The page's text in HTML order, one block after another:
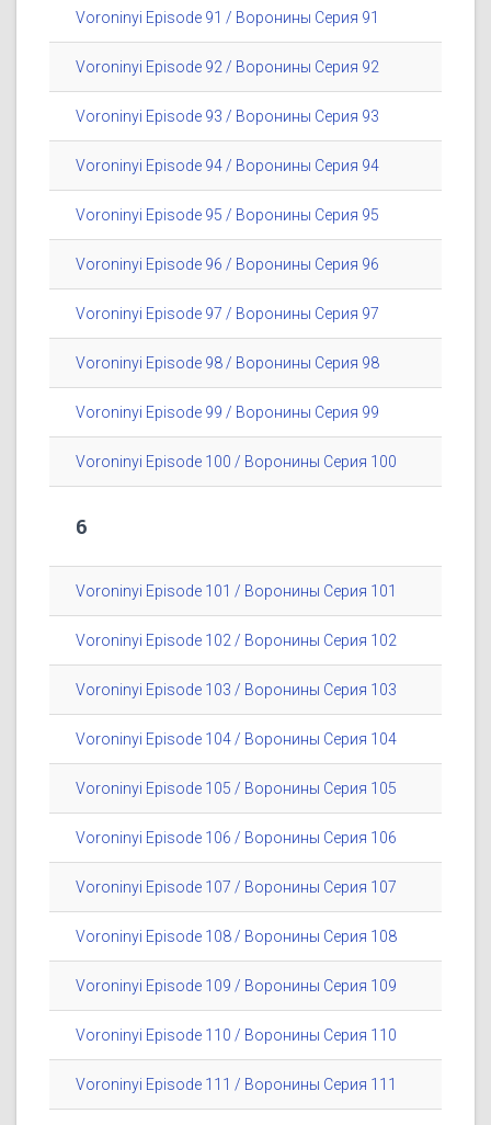
Voroninyi Episode 91 / Воронины Серия 91
Voroninyi Episode 92 / Воронины Серия 92
Voroninyi Episode 93 / Воронины Серия 93
Voroninyi Episode 94 / Воронины Серия 94
Voroninyi Episode 95 / Воронины Серия 95
Voroninyi Episode 96 / Воронины Серия 96
Voroninyi Episode 97 / Воронины Серия 97
Voroninyi Episode 98 / Воронины Серия 98
Voroninyi Episode 99 / Воронины Серия 99
Voroninyi Episode 100 / Воронины Серия 100
6
Voroninyi Episode 101 / Воронины Серия 101
Voroninyi Episode 102 / Воронины Серия 102
Voroninyi Episode 103 / Воронины Серия 103
Voroninyi Episode 104 / Воронины Серия 104
Voroninyi Episode 105 / Воронины Серия 105
Voroninyi Episode 106 / Воронины Серия 106
Voroninyi Episode 107 / Воронины Серия 107
Voroninyi Episode 108 / Воронины Серия 108
Voroninyi Episode 109 / Воронины Серия 109
Voroninyi Episode 110 / Воронины Серия 110
Voroninyi Episode 111 / Воронины Серия 111